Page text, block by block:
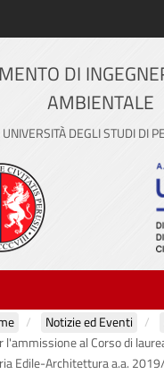
servizi web di
DI
AMBIENTALE
UNIVERSITÀ DEGLI STUDI DI
Notizie ed Eventi
l'ammissione al Corso di
Edile-Architettura a.a.